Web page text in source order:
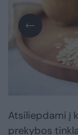
Atsiliepdami į
prekybos